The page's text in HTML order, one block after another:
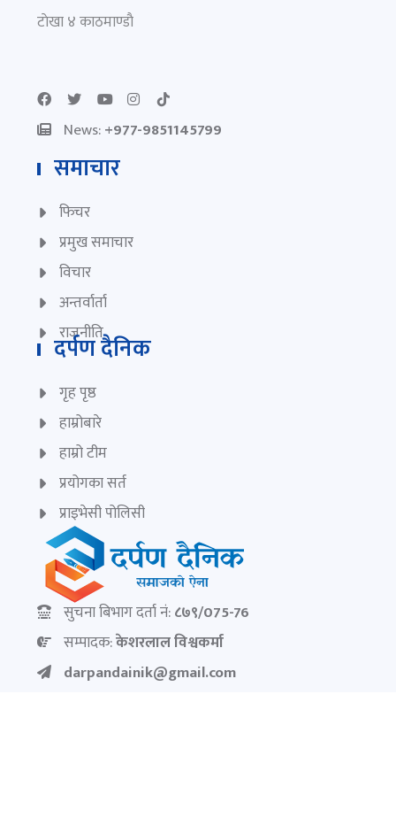
टाेखा ४ काठमाण्डाै
News:+977-9851145799
समाचार
फिचर
प्रमुख समाचार
विचार
अन्तर्वार्ता
राजनीति
दर्पण दैनिक
गृह पृष्ठ
हाम्रोबारे
हाम्रो टीम
प्रयोगका सर्त
प्राइभेसी पोलिसी
सुचना बिभाग दर्ता नं:८७९/075-76
सम्पादक:केशरलाल विश्वकर्मा
darpandainik@gmail.com